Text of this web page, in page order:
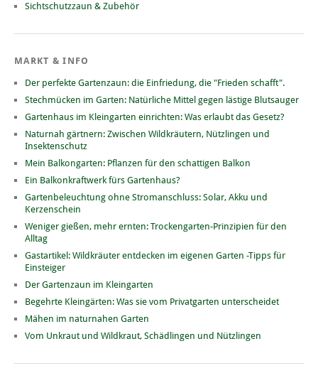
Sichtschutzzaun & Zubehör
MARKT & INFO
Der perfekte Gartenzaun: die Einfriedung, die "Frieden schafft".
Stechmücken im Garten: Natürliche Mittel gegen lästige Blutsauger
Gartenhaus im Kleingarten einrichten: Was erlaubt das Gesetz?
Naturnah gärtnern: Zwischen Wildkräutern, Nützlingen und
Insektenschutz
Mein Balkongarten: Pflanzen für den schattigen Balkon
Ein Balkonkraftwerk fürs Gartenhaus?
Gartenbeleuchtung ohne Stromanschluss: Solar, Akku und
Kerzenschein
Weniger gießen, mehr ernten: Trockengarten-Prinzipien für den
Alltag
Gastartikel: Wildkräuter entdecken im eigenen Garten -Tipps für
Einsteiger
Der Gartenzaun im Kleingarten
Begehrte Kleingärten: Was sie vom Privatgarten unterscheidet
Mähen im naturnahen Garten
Vom Unkraut und Wildkraut, Schädlingen und Nützlingen